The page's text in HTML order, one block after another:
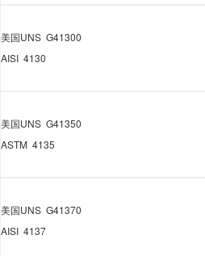
美国UNS G41300
AISI 4130
美国UNS G41350
ASTM 4135
美国UNS G41370
AISI 4137